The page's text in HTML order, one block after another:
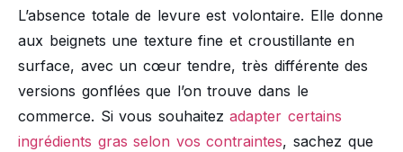
L’absence totale de levure est volontaire. Elle donne
aux beignets une texture fine et croustillante en
surface, avec un cœur tendre, très différente des
versions gonflées que l’on trouve dans le
commerce. Si vous souhaitezadapter certains
ingrédients gras selon vos contraintes, sachez que